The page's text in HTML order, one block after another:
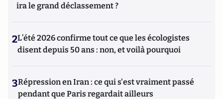
ira le grand déclassement ?
2L’été 2026 confirme tout ce que les écologistes
disent depuis 50 ans : non, et voilà pourquoi
3Répression en Iran : ce qui s'est vraiment passé
pendant que Paris regardait ailleurs